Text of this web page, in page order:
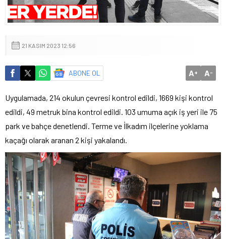
21 KASIM 2023 12:56
ABONE OL A+ A-
Uygulamada, 214 okulun çevresi kontrol edildi, 1669 kişi kontrol
edildi, 49 metruk bina kontrol edildi. 103 umuma açık iş yeri ile 75
park ve bahçe denetlendi. Terme ve İlkadım ilçelerine yoklama
kaçağı olarak aranan 2 kişi yakalandı.